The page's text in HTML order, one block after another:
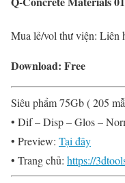
Mua lẻ/vol thư viện: Liên
Download: Free
Siêu phẩm 75Gb ( 205
• Dif – Disp – Glos –
• Preview: Tại đây
• Trang chủ: https://